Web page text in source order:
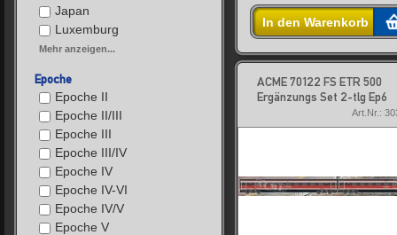
Japan
Luxemburg
Mehr anzeigen...
Epoche
Epoche II
Epoche II/III
Epoche III
Epoche III/IV
Epoche IV
Epoche IV-VI
Epoche IV/V
Epoche V
In den Warenkorb
ACME 70122 FS ETR 500
Ergänzungs Set 2-tlg Ep6
Art.Nr.: